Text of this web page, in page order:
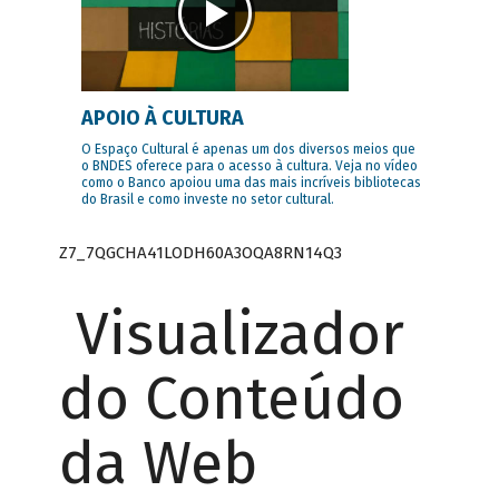
APOIO À CULTURA
O Espaço Cultural é apenas um dos diversos meios que
o BNDES oferece para o acesso à cultura. Veja no vídeo
como o Banco apoiou uma das mais incríveis bibliotecas
do Brasil e como investe no setor cultural.
Z7_7QGCHA41LODH60A3OQA8RN14Q3
Visualizador
do Conteúdo
da Web